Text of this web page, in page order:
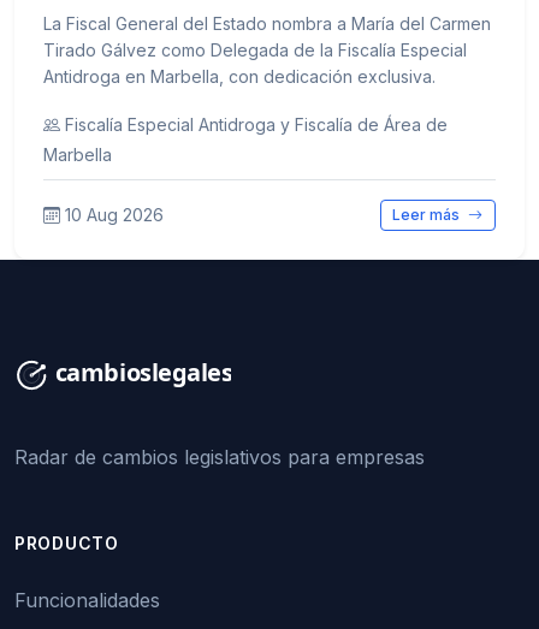
La Fiscal General del Estado nombra a María del Carmen
Tirado Gálvez como Delegada de la Fiscalía Especial
Antidroga en Marbella, con dedicación exclusiva.
Fiscalía Especial Antidroga y Fiscalía de Área de
Marbella
10 Aug 2026 Leer más
Radar de cambios legislativos para empresas
PRODUCTO
Funcionalidades